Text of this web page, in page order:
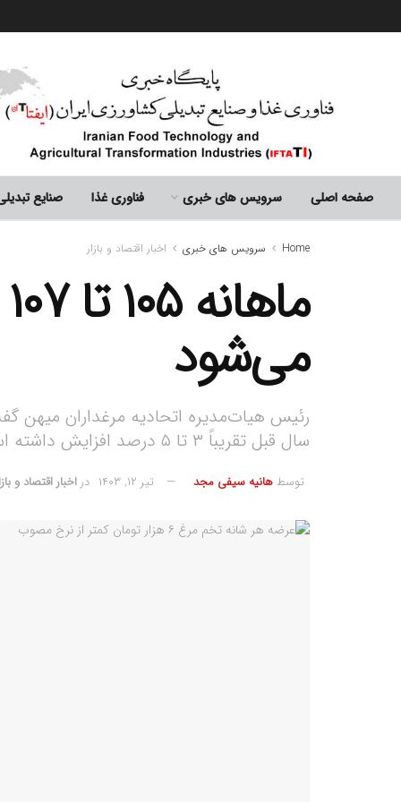
صفحه اصلی سرویس های خبری فناوری غذا صنایع
Home سرویس های خبری اخبار اقتصاد و بازار
می‌شود
سال قبل تقریباً ۳ تا ۵ درصد افزایش داشته است.
توسط هانیه سیفی مجد تیر ۱۲, ۱۴۰۳ دراخبار اقتصاد و